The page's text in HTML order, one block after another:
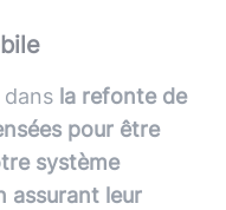
dans la refonte de
pour être
système
assurant leur